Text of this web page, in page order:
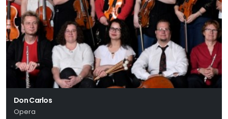
Don Carlos
Opera